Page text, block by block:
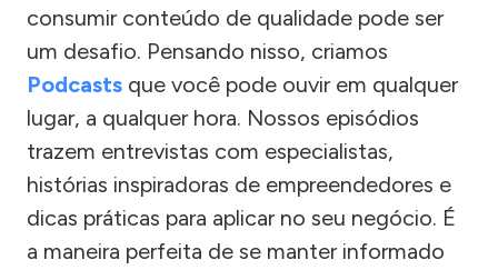
consumir conteúdo de qualidade pode ser
um desafio. Pensando nisso, criamos
Podcasts que você pode ouvir em qualquer
lugar, a qualquer hora. Nossos episódios
trazem entrevistas com especialistas,
histórias inspiradoras de empreendedores e
dicas práticas para aplicar no seu negócio. É
a maneira perfeita de se manter informado